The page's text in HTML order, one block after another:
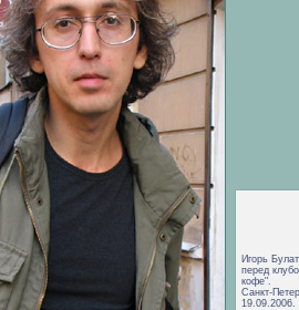
Игорь
перед
кофе".
Санкт-
19.09.2006.